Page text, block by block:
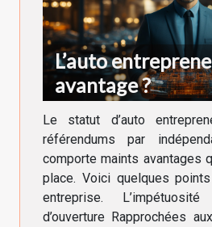
L’auto
avantage ?
Le statut d’auto
référendums par
comporte maints avantages
place. Voici quelques
entreprise.
d’ouverture Rapprochées